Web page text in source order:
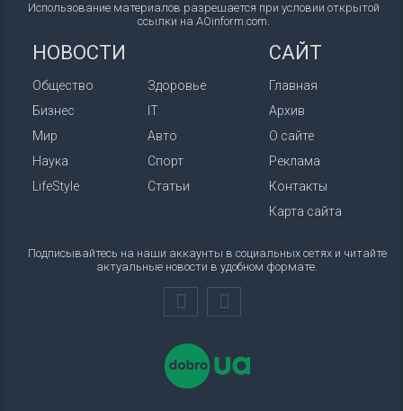
Использование материалов разрешается при условии открытой
ссылки на AOinform.com.
НОВОСТИ
Общество
Бизнес
Мир
Наука
LifeStyle
Здоровье
IT
Авто
Спорт
Статьи
САЙТ
Главная
Архив
О сайте
Реклама
Контакты
Карта сайта
Подписывайтесь на наши аккаунты в социальных сетях и читайте
актуальные новости в удобном формате.